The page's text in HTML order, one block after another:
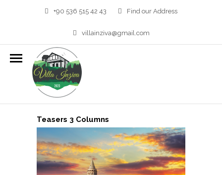
+90 536 515 42 43 Find our Address
villainziva@gmail.com
IMAGE TEASERS
HOME
Teasers 3 Columns